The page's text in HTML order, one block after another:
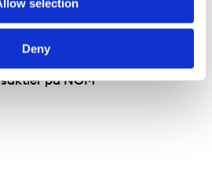
selection
Deny
godkännande för
på NGM